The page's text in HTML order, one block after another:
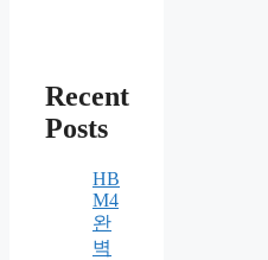
Recent
Posts
HB
M4
완
벽